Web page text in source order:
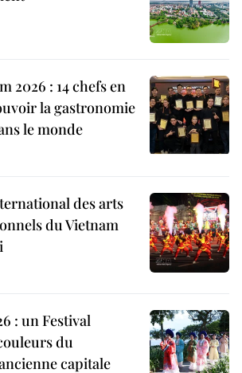
2026 : 14 chefs en
la gastronomie
le monde
des arts
du Vietnam
: un Festival
du
capitale